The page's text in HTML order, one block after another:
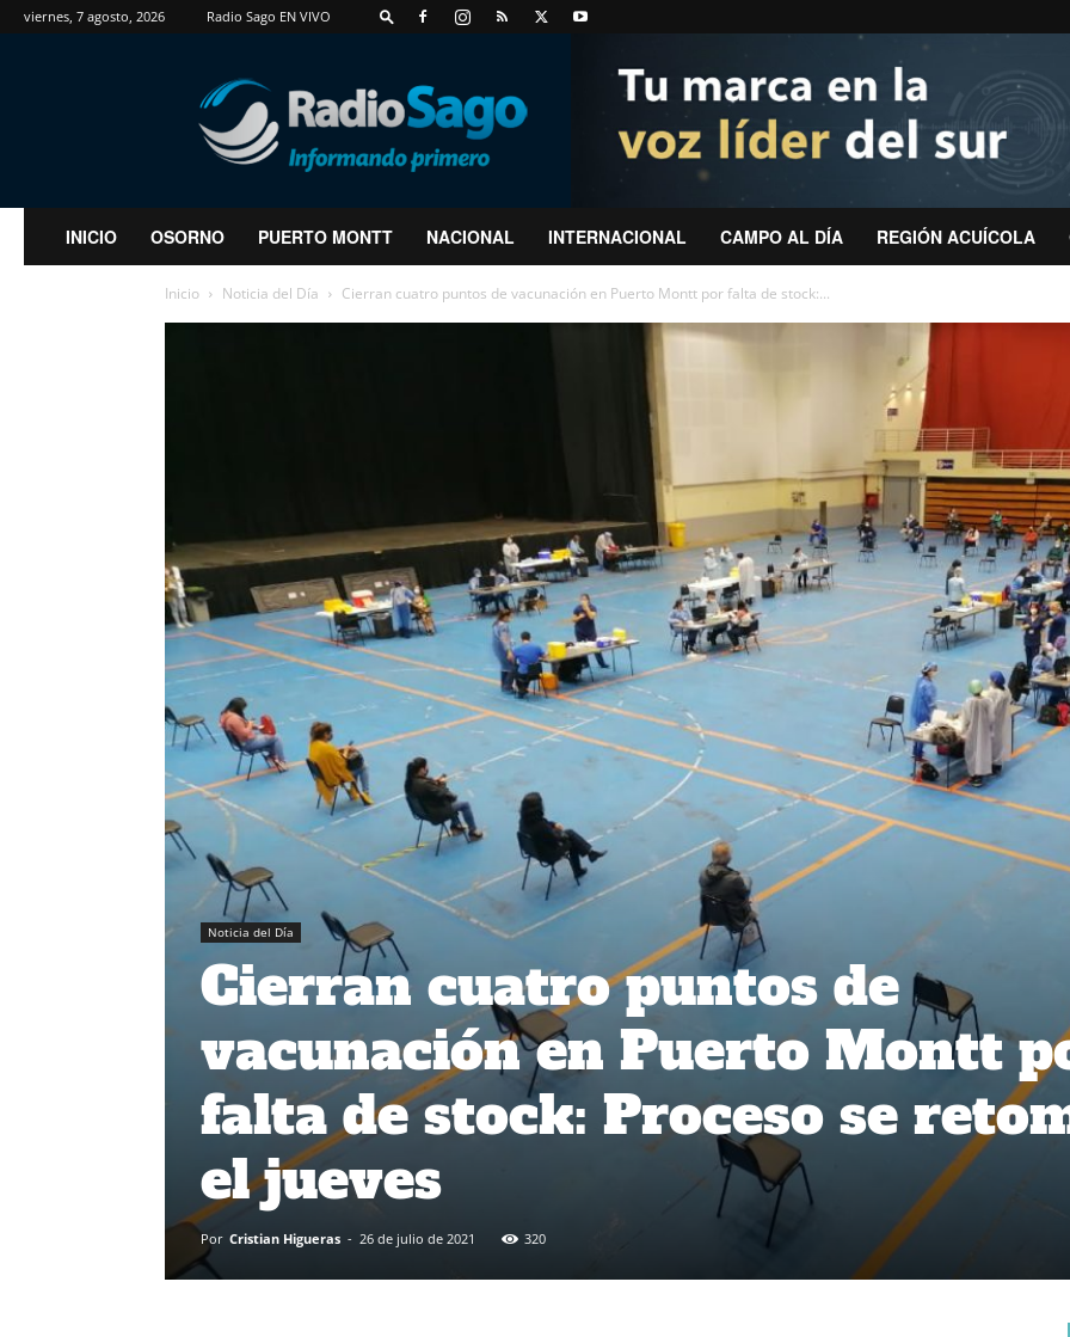
viernes, 7 agosto, 2026 Radio Sago EN VIVO
RadioSago
INICIO OSORNO PUERTO MONTT NACIONAL INTERNACIONAL CAMPO AL DÍA REGIÓN ACUÍCOLA
Inicio Noticia del Día Cierran cuatro puntos de vacunación en Puerto Montt por falta de stock:...
Noticia del Día
Cierran cuatro puntos de
vacunación en Puerto Montt
falta de stock: Proceso se
el jueves
Por Cristian Higueras - 26 de julio de 2021 320